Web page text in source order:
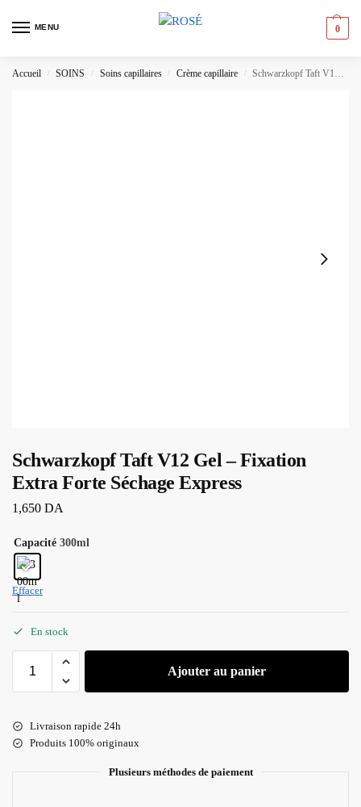
MENU 0
Accueil / SOINS / Soins capillaires / Crème capillaire / Schwarzkopf Taft V12 Gel – Fixation Extra Forte Séchage Express
Schwarzkopf Taft V12 Gel – Fixation
Extra Forte Séchage Express
1,650 DA
Capacité 300ml
Effacer
En stock
Ajouter au panier
Livraison rapide 24h
Produits 100% originaux
Plusieurs méthodes de paiement